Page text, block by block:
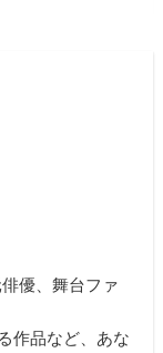
優、舞台ファ
作品など、あな